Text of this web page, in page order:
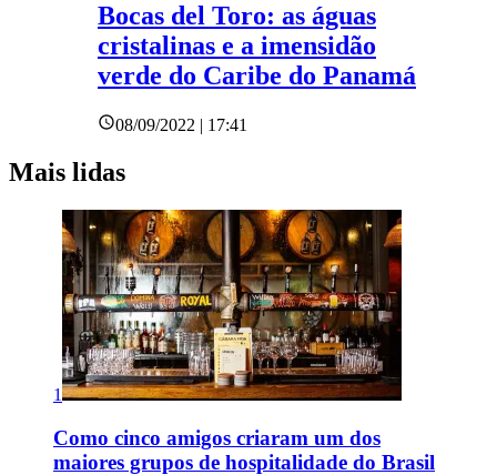
Bocas del Toro: as águas
cristalinas e a imensidão
verde do Caribe do Panamá
08/09/2022 | 17:41
Mais lidas
1
Como cinco amigos criaram um dos
maiores grupos de hospitalidade do Brasil